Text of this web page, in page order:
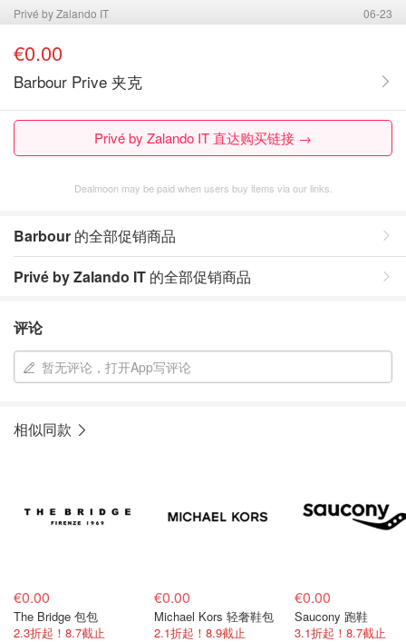
Privé by Zalando IT 06-23
€0.00
Barbour Prive 夹克
Privé by Zalando IT 直达购买链接 →
Dealmoon may be paid when users buy items via our links.
Barbour 的全部促销商品
Privé by Zalando IT 的全部促销商品
评论
暂无评论，打开App写评论
相似同款
€0.00
The Bridge 包包
2.3折起！8.7截止
€0.00
Michael Kors 轻奢鞋包
2.1折起！8.9截止
€0.00
Saucony 跑鞋
3.1折起！8.7截止